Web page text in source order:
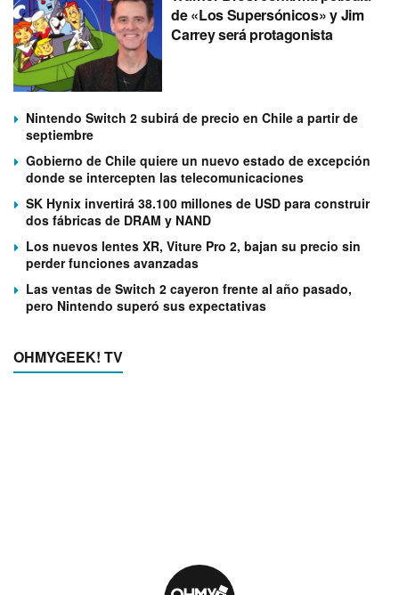
de «Los Supersónicos» y Jim
Carrey será protagonista
Nintendo Switch 2 subirá de precio en Chile a partir de
septiembre
Gobierno de Chile quiere un nuevo estado de excepción
donde se intercepten las telecomunicaciones
SK Hynix invertirá 38.100 millones de USD para construir
dos fábricas de DRAM y NAND
Los nuevos lentes XR, Viture Pro 2, bajan su precio sin
perder funciones avanzadas
Las ventas de Switch 2 cayeron frente al año pasado,
pero Nintendo superó sus expectativas
OHMYGEEK! TV